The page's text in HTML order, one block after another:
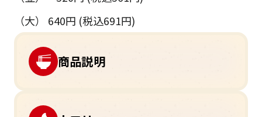
（大） 640円 (税込691円)
商品説明